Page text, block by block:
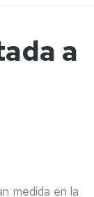
a
medida en la